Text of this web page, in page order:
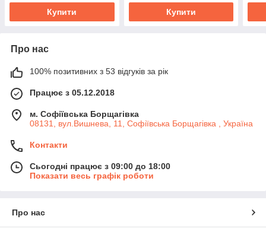
Купити Купити
Про нас
100% позитивних з 53 відгуків за рік
Працює з 05.12.2018
м. Софіївська Борщагівка
08131, вул.Вишнева, 11, Софіївська Борщагівка , Україна
Контакти
Сьогодні працює з 09:00 до 18:00
Показати весь графік роботи
Про нас